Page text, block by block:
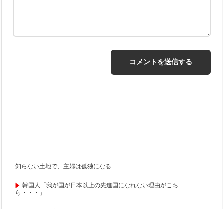
知らない土地で、主婦は孤独になる
韓国人「我が国が日本以上の先進国になれない理由がこち
ら・・・」